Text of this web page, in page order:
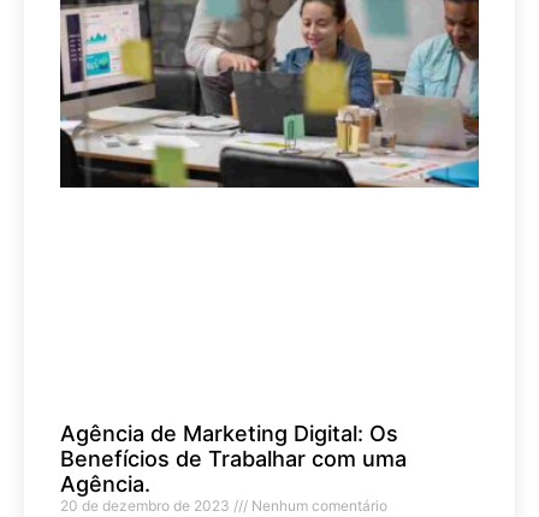
Agência de Marketing Digital: Os
Benefícios de Trabalhar com uma
Agência.
20 de dezembro de 2023 Nenhum comentário